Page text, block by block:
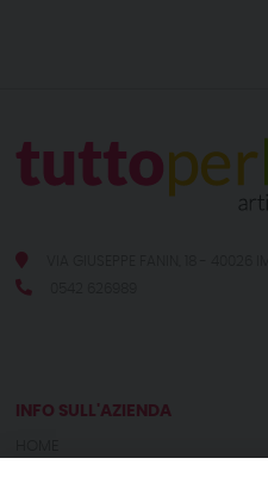
INFO SULL'AZIENDA